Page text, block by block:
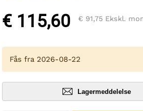
€ 115,60 € 91,75 Ekskl.
Fås fra 2026-08-22
Lagermeddelelse